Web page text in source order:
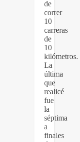
de
correr
10
carreras
de
10
kilómetros.
La
última
que
realicé
fue
la
séptima
a
finales